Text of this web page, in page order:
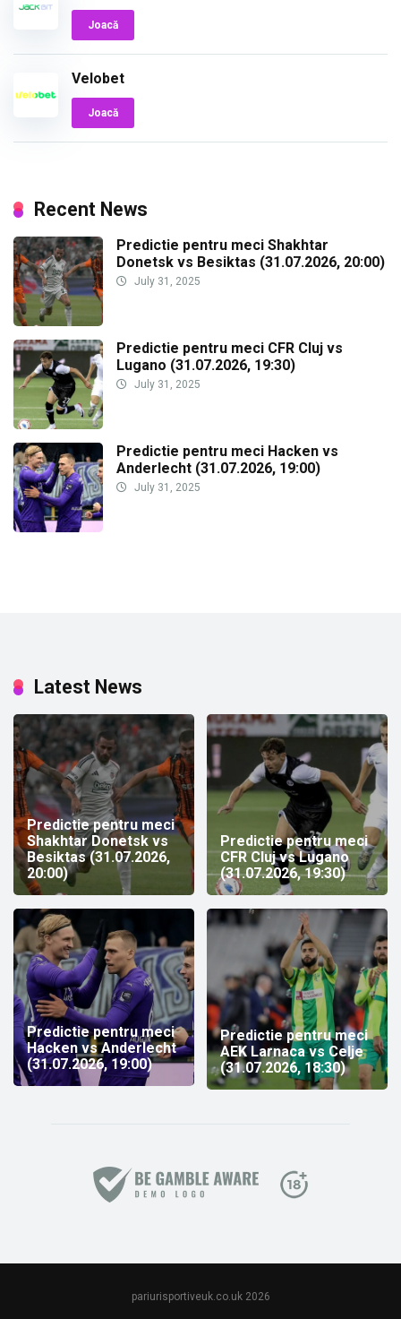
Joacă
Velobet
Joacă
Recent News
Predictie pentru meci Shakhtar
Donetsk vs Besiktas (31.07.2026, 20:00)
July 31, 2025
Predictie pentru meci CFR Cluj vs
Lugano (31.07.2026, 19:30)
July 31, 2025
Predictie pentru meci Hacken vs
Anderlecht (31.07.2026, 19:00)
July 31, 2025
Latest News
Predictie pentru meci
Shakhtar Donetsk vs
Besiktas (31.07.2026,
20:00)
Predictie pentru meci
CFR Cluj vs Lugano
(31.07.2026, 19:30)
Predictie pentru meci
Hacken vs Anderlecht
(31.07.2026, 19:00)
Predictie pentru meci
AEK Larnaca vs Celje
(31.07.2026, 18:30)
pariurisportiveuk.co.uk 2026